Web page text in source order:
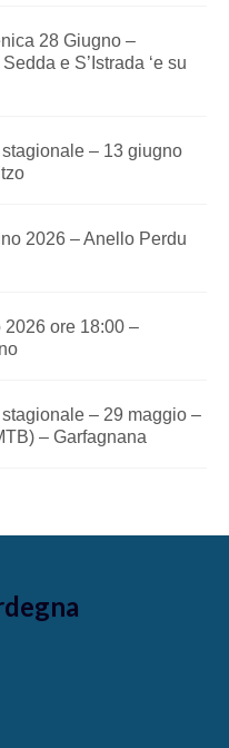
28 Giugno –
Sedda e S’Istrada ‘e su
– 13 giugno
2026 – Anello Perdu
ore 18:00 –
– 29 maggio –
– Garfagnana